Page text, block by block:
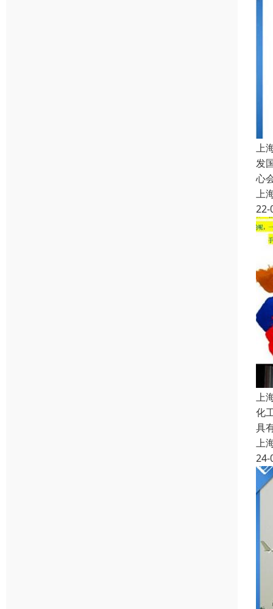
上
发
心
上
22-
上
化
具
上
24-